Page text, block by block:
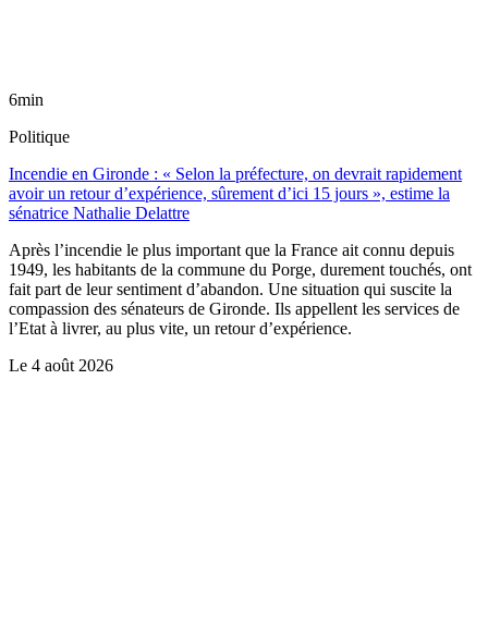
6min
Politique
Incendie en Gironde : « Selon la préfecture, on devrait rapidement
avoir un retour d’expérience, sûrement d’ici 15 jours », estime la
sénatrice Nathalie Delattre
Après l’incendie le plus important que la France ait connu depuis
1949, les habitants de la commune du Porge, durement touchés, ont
fait part de leur sentiment d’abandon. Une situation qui suscite la
compassion des sénateurs de Gironde. Ils appellent les services de
l’Etat à livrer, au plus vite, un retour d’expérience.
Le 4 août 2026